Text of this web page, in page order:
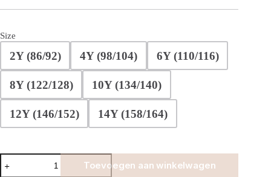
was:
is:
Size
2Y (86/92) 4Y (98/104) 6Y (110/116)
8Y (122/128) 10Y (134/140)
12Y (146/152) 14Y (158/164)
Manilo
Kids
Toevoegen aan winkelwagen